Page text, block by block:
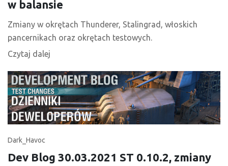
w balansie
Zmiany w okrętach Thunderer, Stalingrad, włoskich
pancernikach oraz okrętach testowych.
Czytaj dalej
Dark_Havoc
Dev Blog 30.03.2021 ST 0.10.2, zmiany